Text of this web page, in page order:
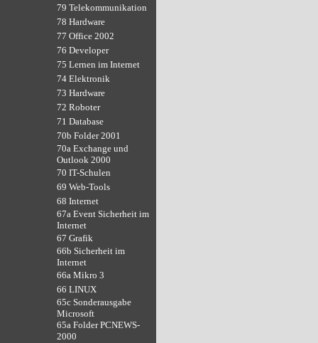
79 Telekommunikation
78 Hardware
77 Office 2002
76 Developer
75 Lernen im Internet
74 Elektronik
73 Hardware
72 Roboter
71 Database
70b Folder 2001
70a Exchange und
Outlook 2000
70 IT-Schulen
69 Web-Tools
68 Internet
67a Event Sicherheit im
Internet
67 Grafik
66b Sicherheit im
Internet
66a Mikro 3
66 LINUX
65c Sonderausgabe
Microsoft
65a Folder PCNEWS-
2000